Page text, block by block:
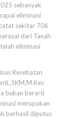
sebanyak
eliminasi
sekitar 706
dari Tanah
eliminasi
Kesehatan
bukan berarti
merupakan
berhasil diputus